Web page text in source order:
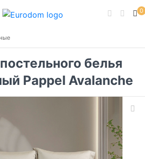
0
белья
Pappel Avalanche